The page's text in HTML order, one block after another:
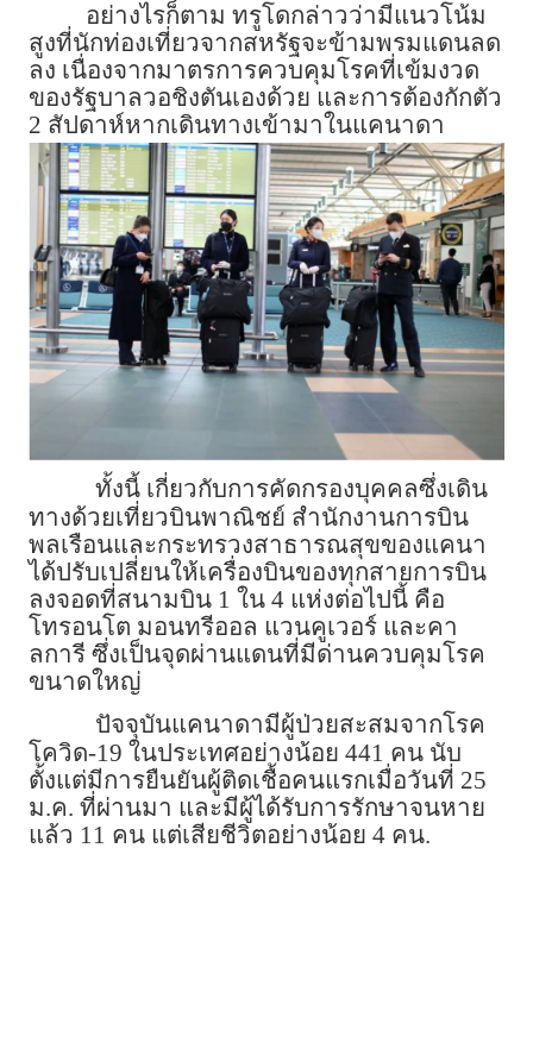
อย่างไรก็ตาม ทรูโดกล่าวว่ามีแนวโน้ม
สูงที่นักท่องเที่ยวจากสหรัฐจะข้ามพรมแดนลด
ลง เนื่องจากมาตรการควบคุมโรคที่เข้มงวด
ของรัฐบาลวอชิงตันเองด้วย และการต้องกักตัว
2 สัปดาห์หากเดินทางเข้ามาในแคนาดา
ทั้งนี้ เกี่ยวกับการคัดกรองบุคคลซึ่งเดิน
ทางด้วยเที่ยวบินพาณิชย์ สำนักงานการบิน
พลเรือนและกระทรวงสาธารณสุขของแคนา
ได้ปรับเปลี่ยนให้เครื่องบินของทุกสายการบิน
ลงจอดที่สนามบิน 1 ใน 4 แห่งต่อไปนี้ คือ
โทรอนโต มอนทรีออล แวนคูเวอร์ และคา
ลการี ซึ่งเป็นจุดผ่านแดนที่มีด่านควบคุมโรค
ขนาดใหญ่
ปัจจุบันแคนาดามีผู้ป่วยสะสมจากโรค
โควิด-19 ในประเทศอย่างน้อย 441 คน นับ
ตั้งแต่มีการยืนยันผู้ติดเชื้อคนแรกเมื่อวันที่ 25
ม.ค. ที่ผ่านมา และมีผู้ได้รับการรักษาจนหาย
แล้ว 11 คน แต่เสียชีวิตอย่างน้อย 4 คน.